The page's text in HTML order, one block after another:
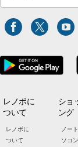
レノボに
ついて
レノボに
ついて
ショ
ング
ノー
ソコン